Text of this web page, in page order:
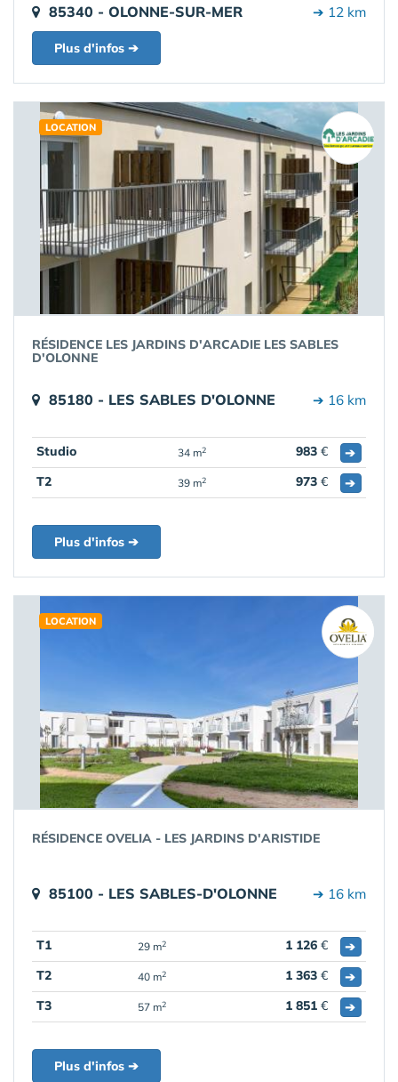
85340 - OLONNE-SUR-MER ➔ 12 km
Plus d'infos ➔
LOCATION
RÉSIDENCE LES JARDINS D'ARCADIE LES SABLES
D'OLONNE
85180 - LES SABLES D'OLONNE ➔ 16 km
Studio 34 m2 983 €
➔
T2
39 m2 973 € ➔
Plus d'infos ➔
LOCATION
RÉSIDENCE OVELIA - LES JARDINS D'ARISTIDE
85100 - LES SABLES-D'OLONNE ➔ 16 km
T1 29 m2 1 126 €
➔
T2
40 m2 1 363 €
➔
T3
57 m2 1 851 € ➔
Plus d'infos ➔